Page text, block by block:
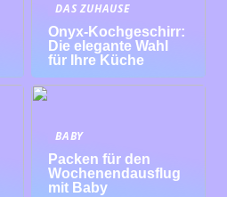
DAS ZUHAUSE
Onyx-Kochgeschirr:
Die elegante Wahl
für Ihre Küche
BABY
Packen für den
Wochenendausflug
mit Baby